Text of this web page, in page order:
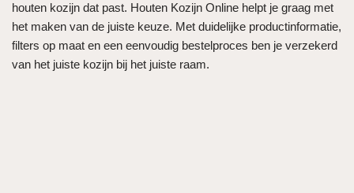
houten kozijn dat past. Houten Kozijn Online helpt je graag met
het maken van de juiste keuze. Met duidelijke productinformatie,
filters op maat en een eenvoudig bestelproces ben je verzekerd
van het juiste kozijn bij het juiste raam.